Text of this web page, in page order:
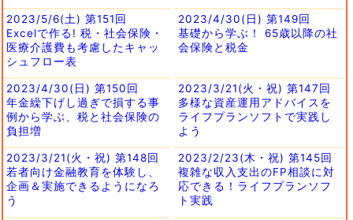
2023/5/6(土) 第151回
Excelで作る! 税・社会保険・
医療介護費も考慮したキャッ
シュフロー表
2023/4/30(日) 第149回
基礎から学ぶ！ 65歳以降の社
会保険と税金
2023/4/30(日) 第150回
年金繰下げし過ぎで損する事
例から学ぶ、税と社会保険の
負担増
2023/3/21(火・祝) 第147回
多様な資産運用アドバイスを
ライフプランソフトで実践し
よう
2023/3/21(火・祝) 第148回
若者向け金融教育を体験し、
企画＆実施できるようになろ
う
2023/2/23(木・祝) 第145回
複雑な収入支出のFP相談に対
応できる！ライフプランソフ
ト実践